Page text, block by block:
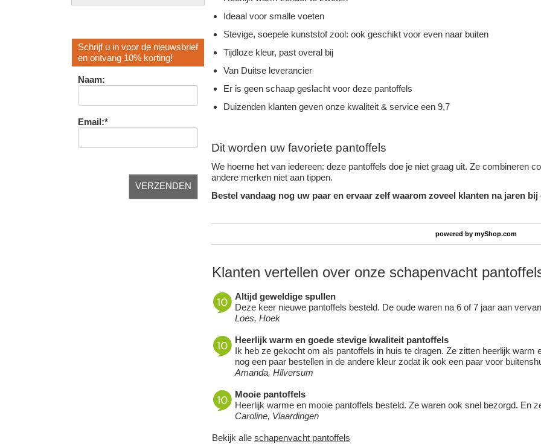
Schrijf u in voor de nieuwsbrief
en ontvang 10% korting!
Naam:
Email:*
Ideaal voor smalle voeten
Stevige, soepele kunststof zool: ook geschikt voor even naar buiten
Tijdloze kleur, past overal bij
Van Duitse leverancier
Er is geen schaap geslacht voor deze pantoffels
Duizenden klanten geven onze kwaliteit & service een 9,7
Dit worden uw favoriete pantoffels
We hoerne het van iedereen: deze pantoffels doe je niet graag uit. Ze combineren
andere merken niet aan tippen.
Bestel vandaag nog uw paar en ervaar zelf waarom zoveel klanten na jaren
powered bymyShop.com
Klanten vertellen over onze schapenvacht
Altijd geweldige spullen
Deze keer nieuwe pantoffels besteld. De oude waren na 6 of 7 jaar aan
Loes, Hoek
Heerlijk warm en goede stevige kwaliteit pantoffels
Ik heb ze gekocht om als pantoffels in huis te dragen. Ze zitten heerlijk warm
nog een paar bestellen in de andere kleur zodat ik ook een paar voor
Amanda, Hilversum
Mooie pantoffels
Heerlijk warme en mooie pantoffels besteld. Ze waren ook snel bezorgd. En
Caroline, Vlaardingen
Bekijk alleschapenvacht pantoffels